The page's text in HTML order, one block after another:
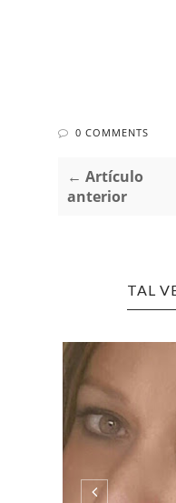
0 COMMENTS
← Artículo
anterior
TAL